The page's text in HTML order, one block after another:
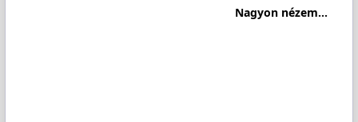
Nagyon nézem...